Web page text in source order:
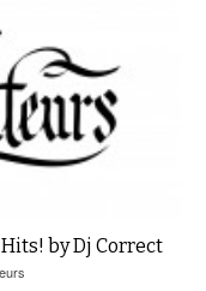
by Dj Correct